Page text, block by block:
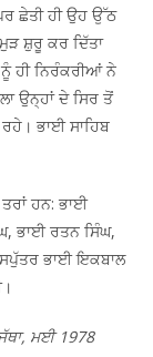
ਛੇਤੀ ਹੀ ਉਹ ਉੱਠ
ਸ਼ੁਰੂ ਕਰ ਦਿੱਤਾ
ਹੀ ਨਿਰੰਕਰੀਆਂ ਨੇ
ਉਨ੍ਹਾਂ ਦੇ ਸਿਰ ਤੋਂ
ਭਾਈ ਸਾਹਿਬ
ਹਨ: ਭਾਈ
ਭਾਈ ਰਤਨ ਸਿੰਘ,
ਭਾਈ ਇਕਬਾਲ
ਮਈ 1978